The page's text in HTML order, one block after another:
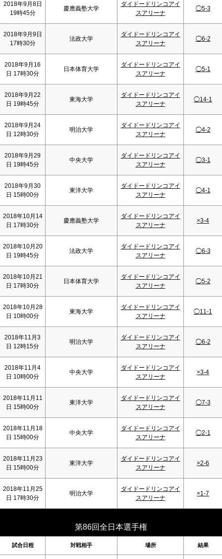
2018年9月8日
19時45分
慶應義塾大学
ダイドードリンコアイ
スアリーナ
◯5-3
2018年9月9日
17時30分
法政大学
ダイドードリンコアイ
スアリーナ
◯6-2
2018年9月16
日 17時30分
日本体育大学
ダイドードリンコアイ
スアリーナ
◯5-1
2018年9月22
日 19時45分
東海大学
ダイドードリンコアイ
スアリーナ
◯14-1
2018年9月24
日 12時30分
明治大学
ダイドードリンコアイ
スアリーナ
◯4-2
2018年9月29
日 19時45分
中央大学
ダイドードリンコアイ
スアリーナ
◯3-1
2018年9月30
日 15時00分
東洋大学
ダイドードリンコアイ
スアリーナ
◯4-1
2018年10月14
日 17時30分
慶應義塾大学
ダイドードリンコアイ
スアリーナ
×3-4
2018年10月20
日 19時45分
法政大学
ダイドードリンコアイ
スアリーナ
◯6-3
2018年10月21
日 17時30分
日本体育大学
ダイドードリンコアイ
スアリーナ
◯5-2
2018年10月28
日 10時00分
東海大学
ダイドードリンコアイ
スアリーナ
◯11-1
2018年11月3
日 12時15分
明治大学
ダイドードリンコアイ
スアリーナ
◯6-2
2018年11月4
日 10時00分
中央大学
ダイドードリンコアイ
スアリーナ
×3-4
2018年11月11
日 15時00分
東洋大学
ダイドードリンコアイ
スアリーナ
◯7-3
2018年11月18
日 15時00分
中央大学
ダイドードリンコアイ
スアリーナ
◯2-1
2018年11月23
日 15時00分
東洋大学
ダイドードリンコアイ
スアリーナ
×2-6
2018年11月25
日 17時30分
明治大学
ダイドードリンコアイ
スアリーナ
×1-7
第86回全日本選手権
試合日程 対戦相手 場所 結果